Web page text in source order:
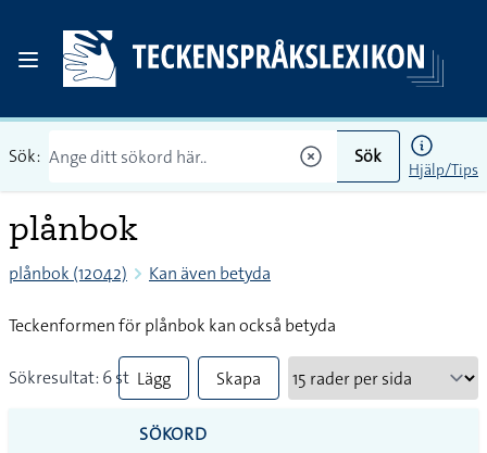
Sök: Sök
Hjälp/Tips
plånbok
plånbok (12042) Kan även betyda
Teckenformen för plånbok kan också betyda
Sökresultat: 6 st Lägg
till
Skapa
SÖKORD